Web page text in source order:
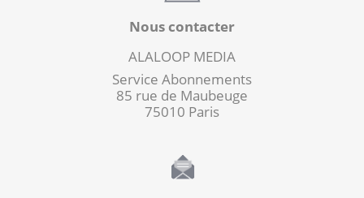
Nous contacter
ALALOOP MEDIA
Service Abonnements
85 rue de Maubeuge
75010 Paris